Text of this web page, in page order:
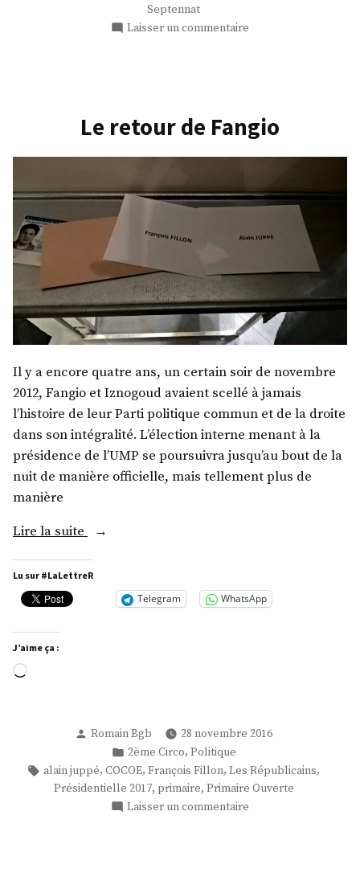
Septennat
Laisser un commentaire
Le retour de Fangio
Il y a encore quatre ans, un certain soir de novembre
2012, Fangio et Iznogoud avaient scellé à jamais
l’histoire de leur Parti politique commun et de la droite
dans son intégralité. L’élection interne menant à la
présidence de l’UMP se poursuivra jusqu’au bout de la
nuit de manière officielle, mais tellement plus de
manière
Lire la suite
« Le
de
Fangio »
Lu sur #LaLettreR
Telegram WhatsApp
J’aime ça :
Chargement…
Publié
Romain Bgb
28 novembre 2016
Publié
dans
2ème Circo, Politique
Étiquettes :
alain juppé, COCOE, François Fillon, Les Républicains,
Présidentielle 2017, primaire, Primaire Ouverte
Laisser un commentaire